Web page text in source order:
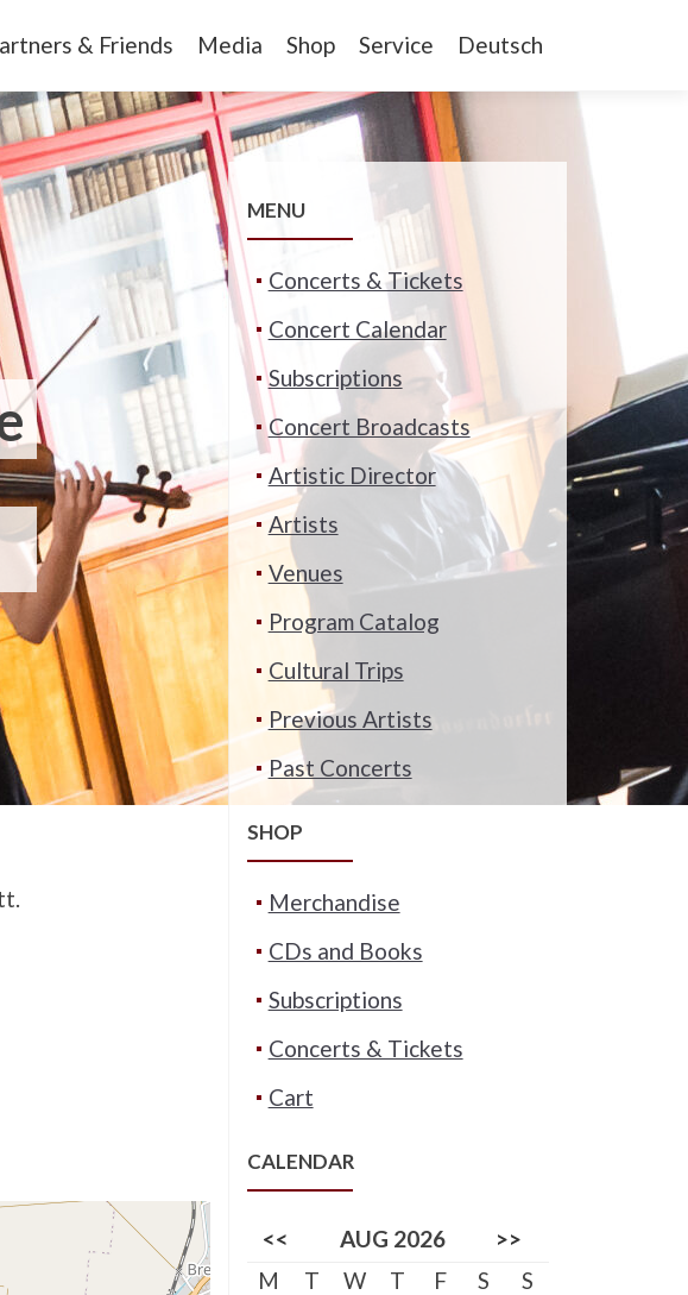
& Friends Media Shop Service Deutsch
MENU
Concerts & Tickets
Concert Calendar
Subscriptions
Concert Broadcasts
Artistic Director
Artists
Venues
Program Catalog
Cultural Trips
Previous Artists
Past Concerts
SHOP
Merchandise
CDs and Books
Subscriptions
Concerts & Tickets
Cart
CALENDAR
<< AUG 2026
>>
M
T W T F S
S